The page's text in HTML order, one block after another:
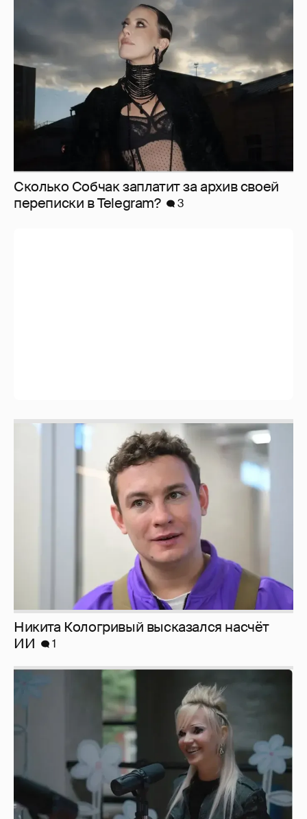
Сколько Собчак заплатит за архив своей
перeписки в Telegram?
3
Никита Кологривый высказался насчёт
Певица Глюкоза рассказала о съёмках для
эротического журнала
3